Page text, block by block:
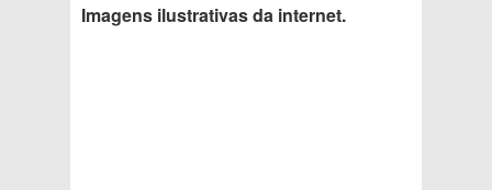
Imagens ilustrativas da internet.